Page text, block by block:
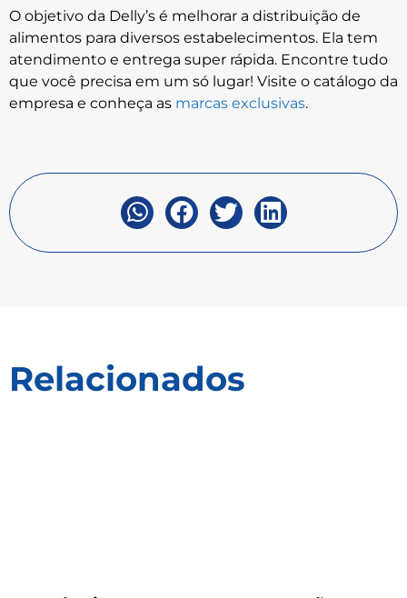
O objetivo da Delly’s é melhorar a distribuição de
alimentos para diversos estabelecimentos. Ela tem
atendimento e entrega super rápida. Encontre tudo
que você precisa em um só lugar! Visite o catálogo da
empresa e conheça as marcas exclusivas.
Relacionados